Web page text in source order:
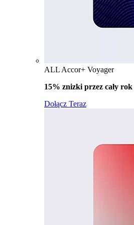
ALL Accor+ Voyager
15% znizki przez cały rok
Dołącz Teraz